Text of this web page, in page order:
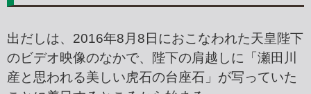
出だしは、2016年8月8日におこなわれた天皇陛下
のビデオ映像のなかで、陛下の肩越しに「瀬田川
産と思われる美しい虎石の台座石」が写っていた